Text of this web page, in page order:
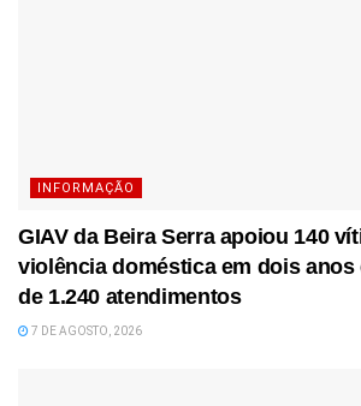
INFORMAÇÃO
GIAV da Beira Serra apoiou 140
violência doméstica em dois anos
de 1.240 atendimentos
7 DE AGOSTO, 2026